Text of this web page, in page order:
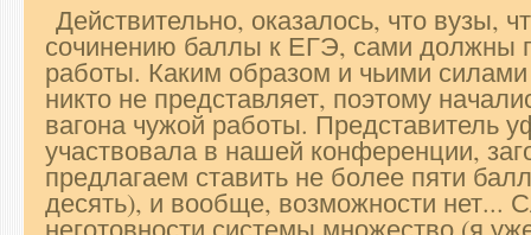
Действительно, оказалось, что вузы,
сочинению баллы к ЕГЭ, сами должны
работы. Каким образом и чьими силами
никто не представляет, поэтому
вагона чужой работы. Представитель
участвовала в нашей конференции,
предлагаем ставить не более пяти
десять), и вообще, возможности нет...
неготовности системы множество (я